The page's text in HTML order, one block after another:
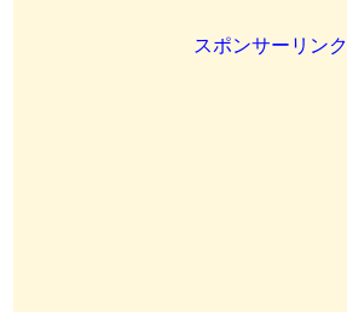
スポンサーリンク